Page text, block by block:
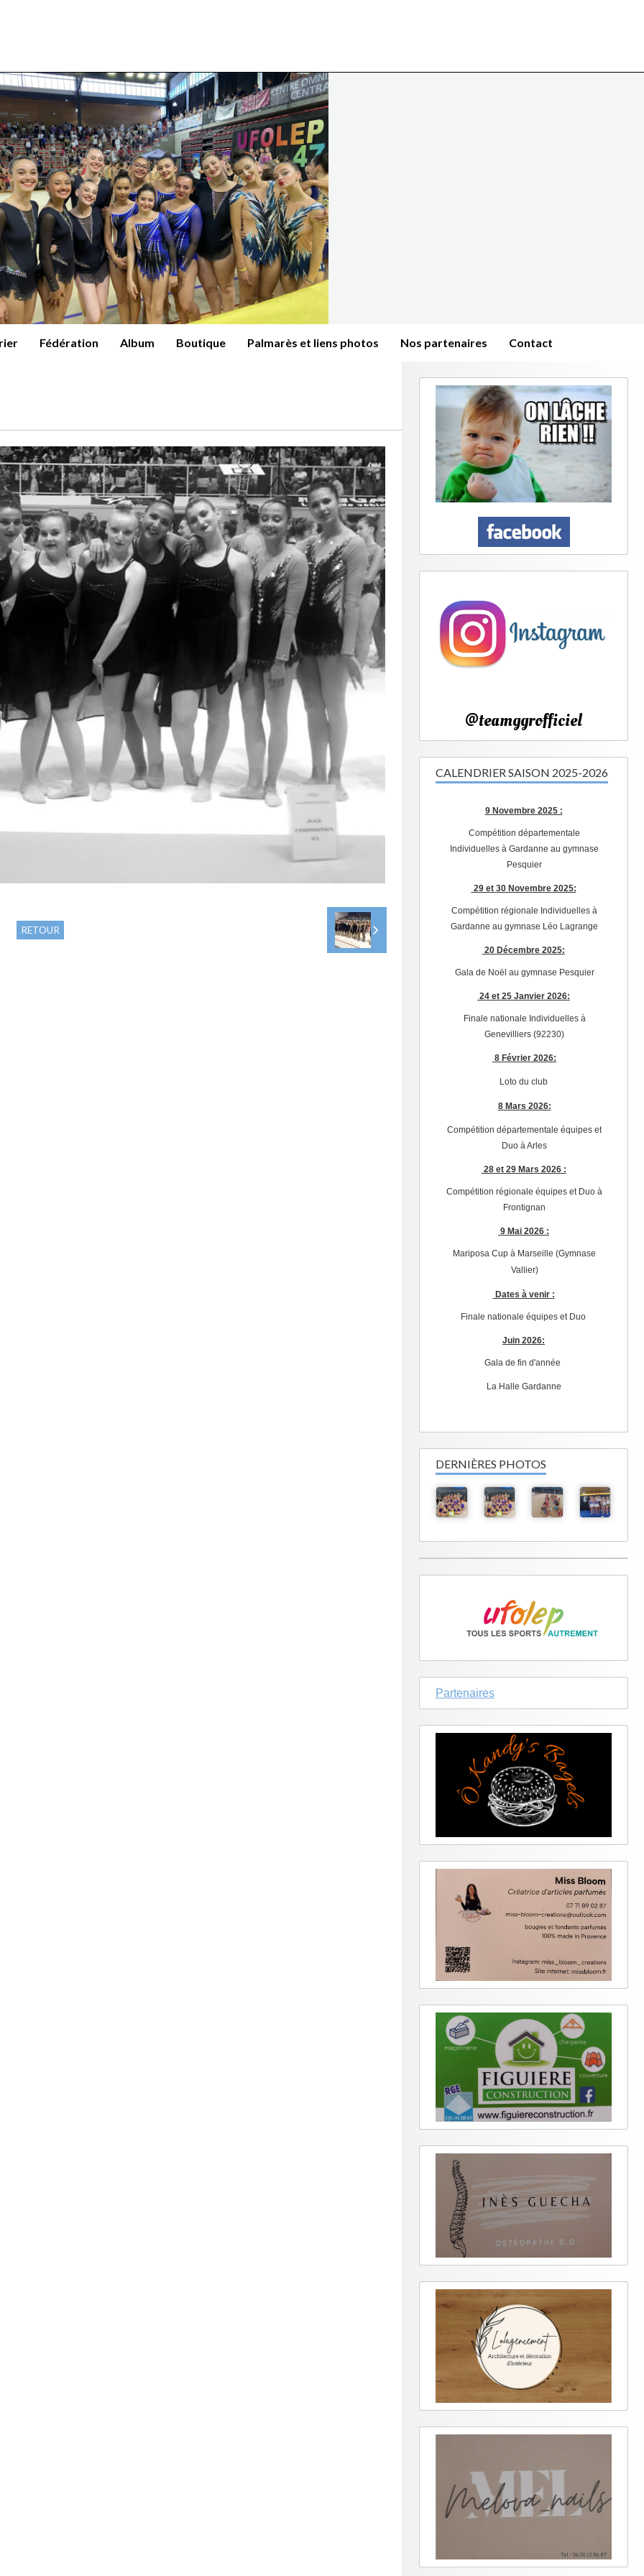
Fédération Album Boutique Palmarès et liens photos Nos partenaires Contact
RETOUR
@teamggrofficiel
CALENDRIER SAISON 2025-2026
9 Novembre 2025 :
Compétition départementale
Individuelles à Gardanne au gymnase
Pesquier
29 et 30 Novembre 2025:
Compétition régionale Individuelles à
Gardanne au gymnase Léo Lagrange
20 Décembre 2025:
Gala de Noël au gymnase Pesquier
24 et 25 Janvier 2026:
Finale nationale Individuelles à
Genevilliers (92230)
8 Février 2026:
Loto du club
8 Mars 2026:
Compétition départementale équipes et
Duo à Arles
28 et 29 Mars 2026 :
Compétition régionale équipes et Duo à
Frontignan
9 Mai 2026 :
Mariposa Cup à Marseille (Gymnase
Vallier)
Dates à venir :
Finale nationale équipes et Duo
Juin 2026:
Gala de fin d'année
La Halle Gardanne
DERNIÈRES PHOTOS
Partenaires